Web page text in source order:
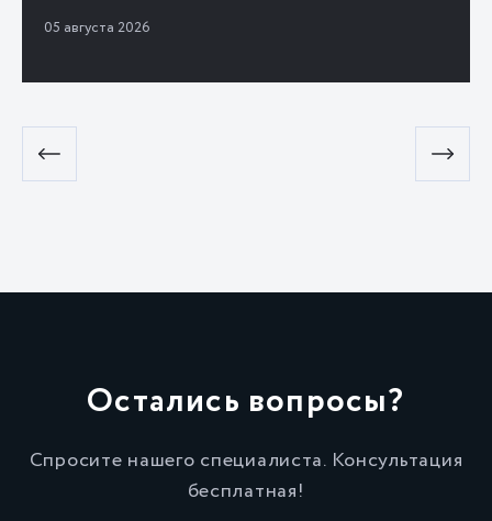
05 августа 2026
Остались вопросы?
Спросите нашего специалиста. Консультация
бесплатная!